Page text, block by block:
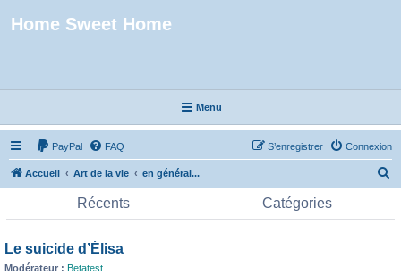
Home Sweet Home
Menu
Accueil
PayPal
FAQ Connexion
S’enregistrer
Accueil Art de la vie en général...
Récents Catégories
Le suicide d’Élisa
Modérateur : Betatest